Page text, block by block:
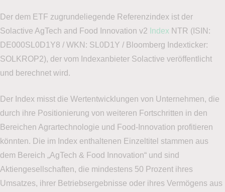
Der dem ETF zugrundeliegende Referenzindex ist der
Solactive AgTech and Food Innovation v2 Index NTR (ISIN:
DE000SL0D1Y8 / WKN: SL0D1Y / Bloomberg Indexticker:
SOLKROP2), der vom Indexanbieter Solactive veröffentlicht
und berechnet wird.
Der Index misst die Wertentwicklungen von Unternehmen, die
durch ihre Positionierung von weiteren Fortschritten in den
Bereichen Agrartechnologie und Food-Innovation profitieren
könnten. Die im Index enthaltenen Einzeltitel stammen aus
dem Bereich „AgTech & Food Innovation“ und sind
Aktiengesellschaften, die mindestens 50 Prozent ihres
Umsatzes, ihrer Betriebsergebnisse oder ihres Vermögens aus